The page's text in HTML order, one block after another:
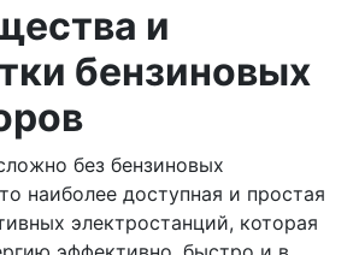
и
бензиновых
без бензиновых
наиболее доступная и простая
электростанций, которая